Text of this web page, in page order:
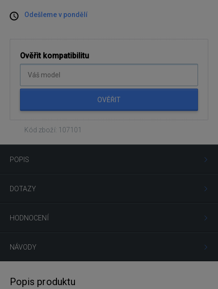
Odešleme v pondělí
Ověřit kompatibilitu
OVĚŘIT
Kód zboží: 107101
POPIS
DOTAZY
HODNOCENÍ
NÁVODY
Popis produktu